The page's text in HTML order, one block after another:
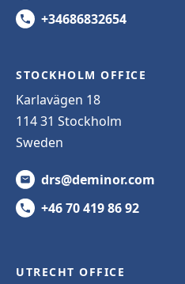
+34686832654
STOCKHOLM OFFICE
Karlavägen 18
114 31 Stockholm
Sweden
drs@deminor.com
+46 70 419 86 92
UTRECHT OFFICE